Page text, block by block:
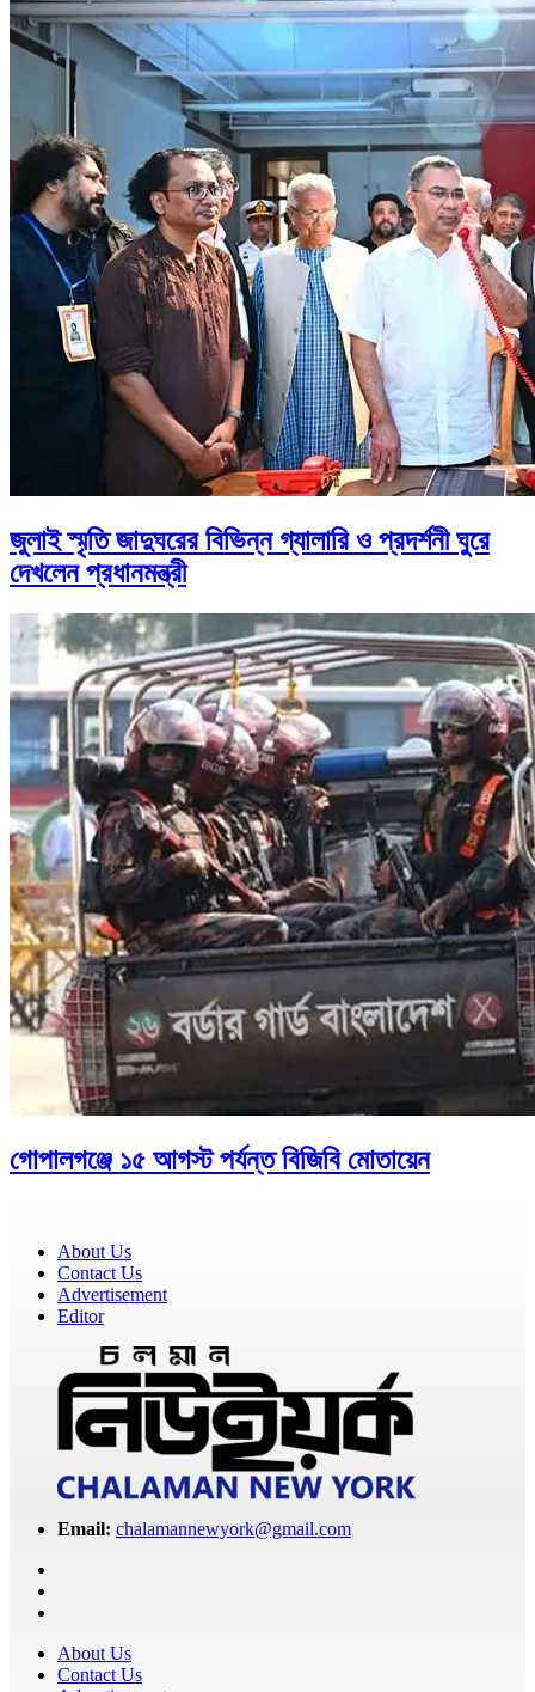
জুলাই স্মৃতি জাদুঘরের বিভিন্ন গ্যালারি ও প্রদর্শনী ঘুরে
দেখলেন প্রধানমন্ত্রী
গোপালগঞ্জে ১৫ আগস্ট পর্যন্ত বিজিবি মোতায়েন
About Us
Contact Us
Advertisement
Editor
Email: chalamannewyork@gmail.com
About Us
Contact Us